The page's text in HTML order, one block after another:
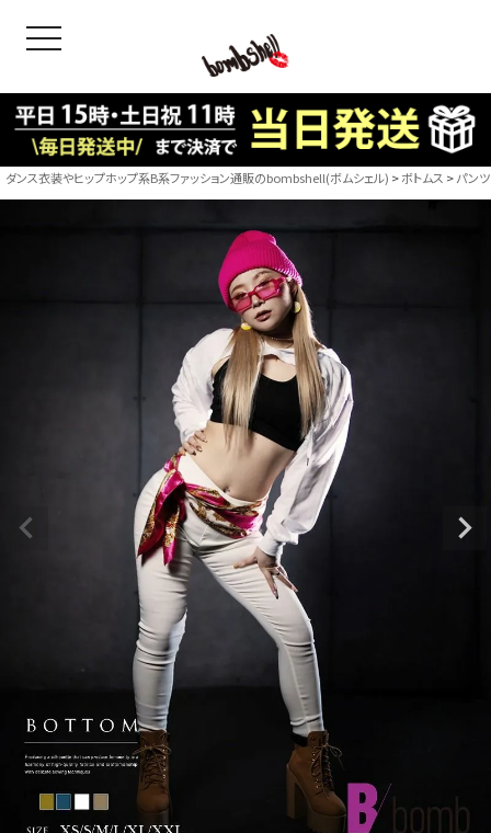
toggle navigation
＝ボムシェル】はダンス衣装専門ブランド。
衣装ならお任せ！オリジナル衣装やダンス衣装のトータル
ィネートのご提案。 ボムシェルならではの最新で斬新な
えをお届け。 撮影で使用してる小物や靴などダンサー必
ーデはイメージしやすく、全てボムシェルでご購入可能。
とは差別化出来るしっかりした衣装のご提案はダンサー
ージ映えを全力で応援してます。
商品一覧
CONTENTS
B/bomb
「これど
好き女子
レッスン
ダンス衣装やヒップホップ系B系ファッション通販のbombshell(ボムシェル) ボトムス パン